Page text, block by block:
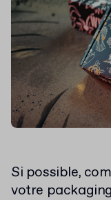
Si possible,
votre